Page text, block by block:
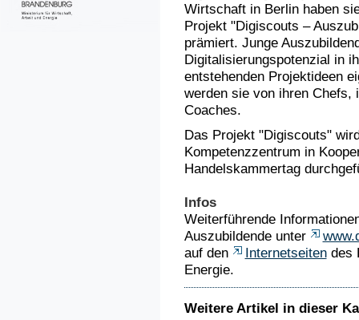
Wirtschaft in Berlin haben
Projekt "Digiscouts –
prämiert. Junge
Digitalisierungspotenzial in
entstehenden Projektideen
werden sie von ihren Chefs,
Coaches.
Das Projekt "Digiscouts"
Kompetenzzentrum in
Handelskammertag
Infos
Weiterführende
Auszubildende unter
auf den
Internetseitendes
Energie.
Weitere Artikel in dieser